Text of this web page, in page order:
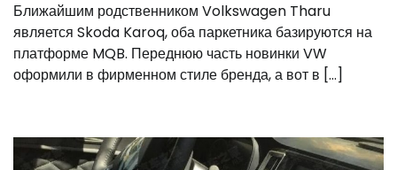
Ближайшим родственником Volkswagen Tharu
является Skoda Karoq, оба паркетника базируются на
платформе MQB. Переднюю часть новинки VW
оформили в фирменном стиле бренда, а вот в […]